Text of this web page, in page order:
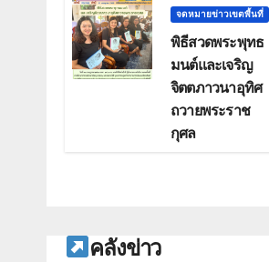
จดหมายข่าวเขตพื้นที่
พิธีสวดพระพุทธ
มนต์และเจริญ
จิตตภาวนาอุทิศ
ถวายพระราช
กุศล
คลังข่าว